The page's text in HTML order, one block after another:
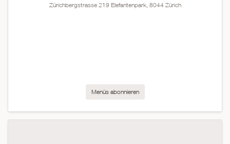
Zürichbergstrasse 219 Elefantenpark, 8044 Zürich
Menüs abonnieren